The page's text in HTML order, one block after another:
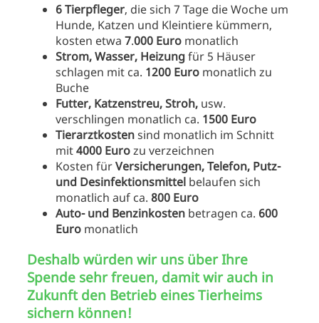
6 Tierpfleger, die sich 7 Tage die Woche um
Hunde, Katzen und Kleintiere kümmern,
kosten etwa 7.000 Euro monatlich
Strom, Wasser, Heizungfür 5 Häuser
schlagen mit ca. 1200 Euro monatlich zu
Buche
Futter, Katzenstreu, Stroh, usw.
verschlingen monatlich ca. 1500 Euro
Tierarztkostensind monatlich im Schnitt
mit4000 Eurozu verzeichnen
Kosten fürVersicherungen, Telefon, Putz-
und Desinfektionsmittel belaufen sich
monatlich auf ca. 800 Euro
Auto- und Benzinkosten betragen ca. 600
Euro monatlich
Deshalb würden wir uns über Ihre
Spende sehr freuen, damit wir auch in
Zukunft den Betrieb eines Tierheims
sichern können!